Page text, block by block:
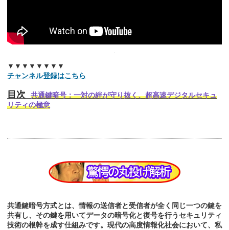
▼▼▼▼▼▼▼▼
チャンネル登録はこちら
目次
共通鍵暗号：一対の絆が守り抜く、超高速デジタルセキュ
リティの極意
共通鍵暗号方式とは、情報の送信者と受信者が全く同じ一つの鍵を
共有し、その鍵を用いてデータの暗号化と復号を行うセキュリティ
技術の根幹を成す仕組みです。現代の高度情報化社会において、私